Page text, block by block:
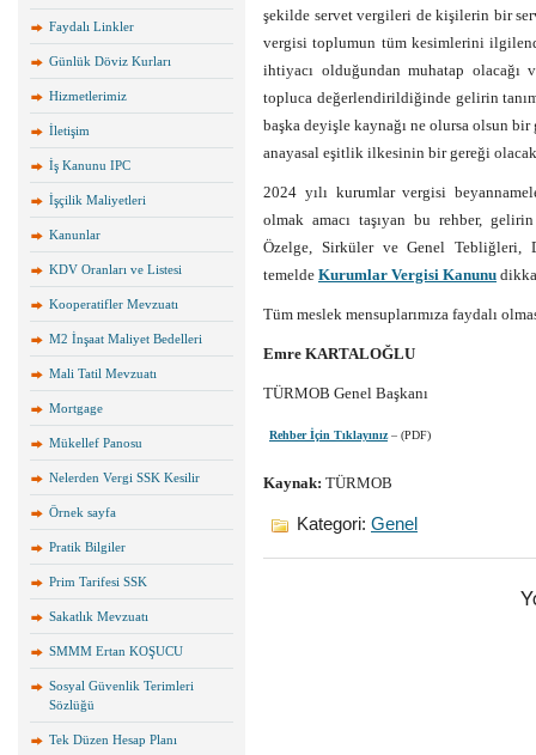
Faydalı Linkler
Günlük Döviz Kurları
Hizmetlerimiz
İletişim
İş Kanunu IPC
İşçilik Maliyetleri
Kanunlar
KDV Oranları ve Listesi
Kooperatifler Mevzuatı
M2 İnşaat Maliyet Bedelleri
Mali Tatil Mevzuatı
Mortgage
Mükellef Panosu
Nelerden Vergi SSK Kesilir
Örnek sayfa
Pratik Bilgiler
Prim Tarifesi SSK
Sakatlık Mevzuatı
SMMM Ertan KOŞUCU
Sosyal Güvenlik Terimleri
Sözlüğü
Tek Düzen Hesap Planı
şekilde servet vergileri de kişilerin bir
vergisi toplumun tüm kesimlerini
ihtiyacı olduğundan muhatap
topluca değerlendirildiğinde gelirin
başka deyişle kaynağı ne olursa olsun
anayasal eşitlik ilkesinin bir gereği
2024 yılı kurumlar vergisi
olmak amacı taşıyan bu rehber,
Özelge, Sirküler ve Genel Tebliğleri,
temelde Kurumlar Vergisi Kanunu
Tüm meslek mensuplarımıza faydalı
Emre KARTALOĞLU
TÜRMOB Genel Başkanı
Rehber İçin Tıklayınız– (PDF)
Kaynak: TÜRMOB
Kategori: Genel